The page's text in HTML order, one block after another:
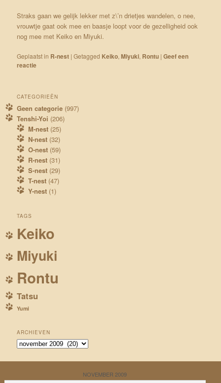
Straks gaan we gelijk lekker met z\’n drietjes wandelen, o nee,
vrouwtje gaat ook mee en baasje loopt voor de gezelligheid ook
nog mee met Keiko en Miyuki.
Geplaatst in R-nest |Getagged Keiko,Miyuki, Rontu |Geef een
reactie
CATEGORIEËN
Geen categorie (997)
Tenshi-Yoi (206)
M-nest(25)
N-nest(32)
O-nest(59)
R-nest(31)
S-nest(29)
T-nest(47)
Y-nest(1)
TAGS
Keiko
Miyuki
Rontu
Tatsu
Yumi
ARCHIEVEN
Archieven
NOVEMBER 2009